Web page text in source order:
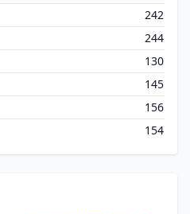
242
244
130
145
156
154